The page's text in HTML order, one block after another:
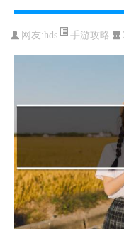
网友:hds 手游攻略